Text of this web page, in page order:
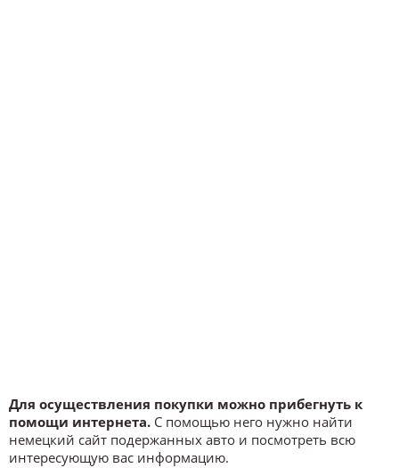
Для осуществления покупки можно прибегнуть к
помощи интернета. С помощью него нужно найти
немецкий сайт подержанных авто и посмотреть всю
интересующую вас информацию.